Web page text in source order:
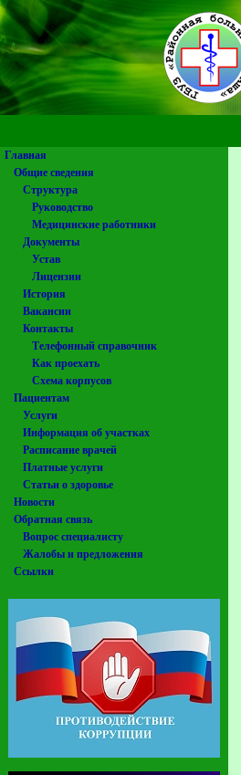
Главная
Общие сведения
Структура
Руководство
Медицинские работники
Документы
Устав
Лицензии
История
Вакансии
Контакты
Телефонный справочник
Как проехать
Схема корпусов
Пациентам
Услуги
Информация об участках
Расписание врачей
Платные услуги
Статьи о здоровье
Новости
Обратная связь
Вопрос специалисту
Жалобы и предложения
Ссылки